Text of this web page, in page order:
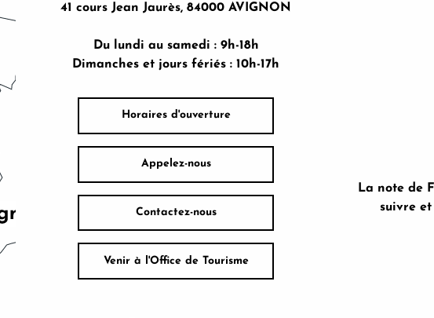
41 cours Jean Jaurès, 84000 AVIGNON
Du lundi au samedi : 9h-18h
Dimanches et jours fériés : 10h-17h
Horaires d'ouverture
Appelez-nous
Contactez-nous
Venir à l'Office de Tourisme
La note de
suivre